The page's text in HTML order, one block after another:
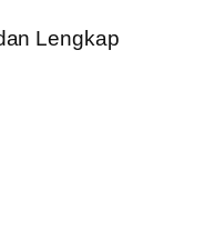
Lengkap